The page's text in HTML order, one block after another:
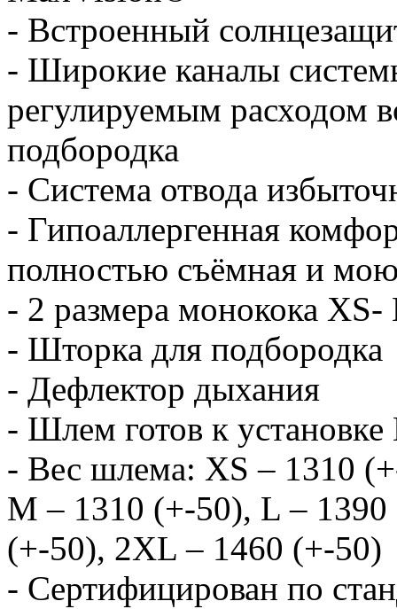
- Встроенный
- Широкие каналы
регулируемым расходом
подбородка
- Система отвода
- Гипоаллергенная
полностью съёмная и
- 2 размера монокока
- Шторка для подбородка
- Дефлектор дыхания
- Шлем готов к
- Вес шлема: XS – 1310
M – 1310 (+-50), L –
(+-50), 2XL – 1460 (+-50)
- Сертифицирован по